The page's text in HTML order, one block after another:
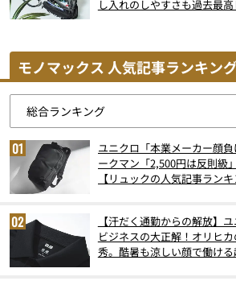
し入れのしやすさも過去最高
モノマックス 人気記事ランキン
ユニクロ「本業メーカー顔
ークマン「2,500円は反則
【リュックの人気記事ラン
【汗だく通勤からの解放】
ビジネスの大正解！オリヒ
秀。酷暑も涼しい顔で働け